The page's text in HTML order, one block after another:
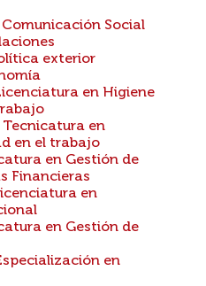
Comunicación Social
exterior
en Higiene
Tecnicatura en
en el trabajo
en Gestión de
Financieras
en
en Gestión de
en